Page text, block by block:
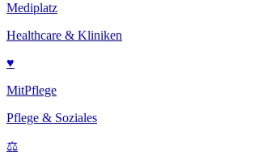
Mediplatz
Healthcare & Kliniken
♥
MitPflege
Pflege & Soziales
⚖